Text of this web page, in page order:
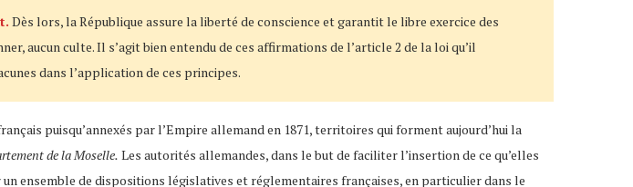
Dès lors, la République assure la liberté de conscience et garantit le libre exercice des
aucun culte. Il s’agit bien entendu de ces affirmations de l’article 2 de la loi qu’il
dans l’application de ces principes.
puisqu’annexés par l’Empire allemand en 1871, territoires qui forment aujourd’hui la
de la Moselle. Les autorités allemandes, dans le but de faciliter l’insertion de ce qu’elles
ensemble de dispositions législatives et réglementaires françaises, en particulier dans le